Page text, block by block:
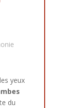
yeux
du